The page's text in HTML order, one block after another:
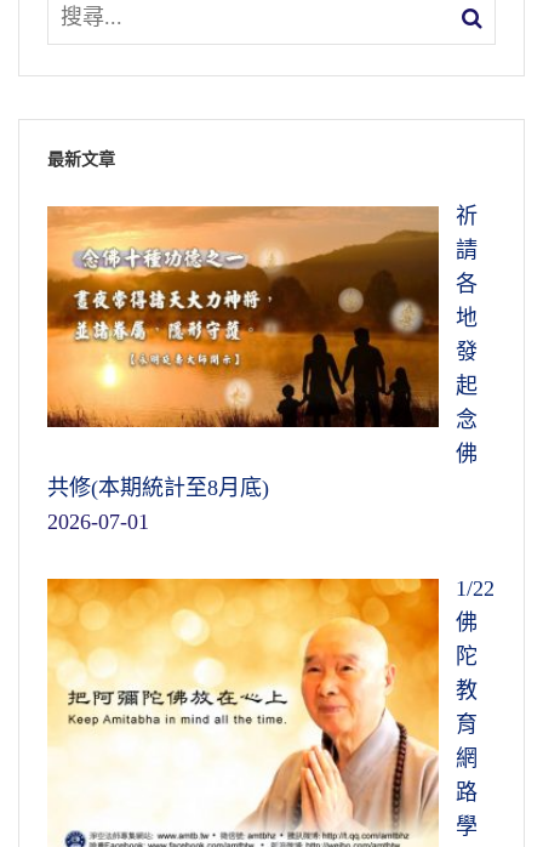
最新文章
祈
請
各
地
發
起
念
佛
共修(本期統計至8月底)
2026-07-01
1/22
佛
陀
教
育
網
路
學